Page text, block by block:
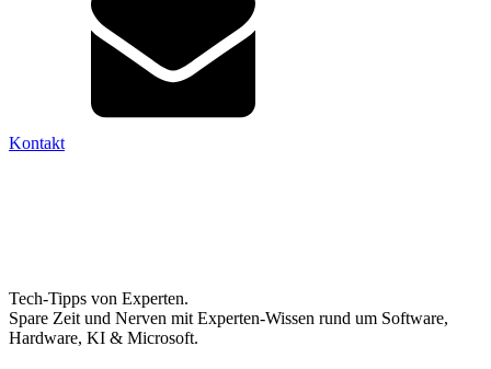
Kontakt
Tech-Tipps von Experten.
Spare Zeit und Nerven mit Experten-Wissen rund um Software,
Hardware, KI & Microsoft.